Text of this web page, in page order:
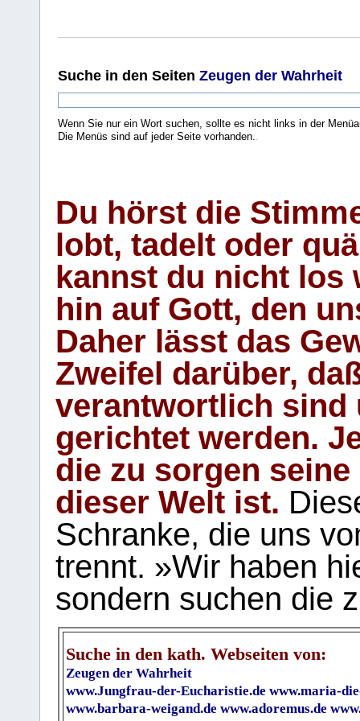
Suche in den Seiten Zeugen der Wahrheit
Wenn Sie nur ein Wort suchen, sollte es nicht links in der
Die Menüs sind auf jeder Seite vorhanden..
Du hörst die
lobt, tadelt oder
kannst du nicht los
hin auf Gott, den
Daher lässt das
Zweifel darüber,
verantwortlich sind
gerichtet werden.
die zu sorgen
dieser Welt ist.
Schranke, die uns
trennt. »Wir haben
sondern suchen die
Suche in den kath. Webseiten von:
Zeugen der Wahrheit
www.Jungfrau-der-Eucharistie.de www.maria-
www.barbara-weigand.de www.adoremus.de